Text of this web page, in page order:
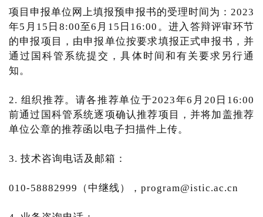
项目申报单位网上填报预申报书的受理时间为：2023
年5月15日8:00至6月15日16:00。进入答辩评审环节
的申报项目，由申报单位按要求填报正式申报书，并
通过国科管系统提交，具体时间和有关要求另行通
知。
2. 组织推荐。请各推荐单位于2023年6月20日16:00
前通过国科管系统逐项确认推荐项目，并将加盖推荐
单位公章的推荐函以电子扫描件上传。
3. 技术咨询电话及邮箱：
010-58882999（中继线），program@istic.ac.cn